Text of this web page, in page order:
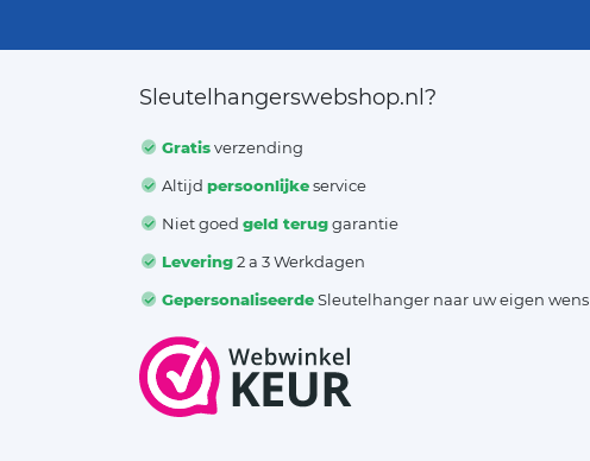
Sleutelhangerswebshop.nl?
Gratisverzending
Altijdpersoonlijkeservice
Niet goedgeld teruggarantie
Levering2 a 3 Werkdagen
GepersonaliseerdeSleutelhanger naar uw eigen wens